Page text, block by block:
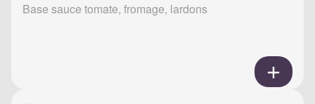
Base sauce tomate, fromage, lardons